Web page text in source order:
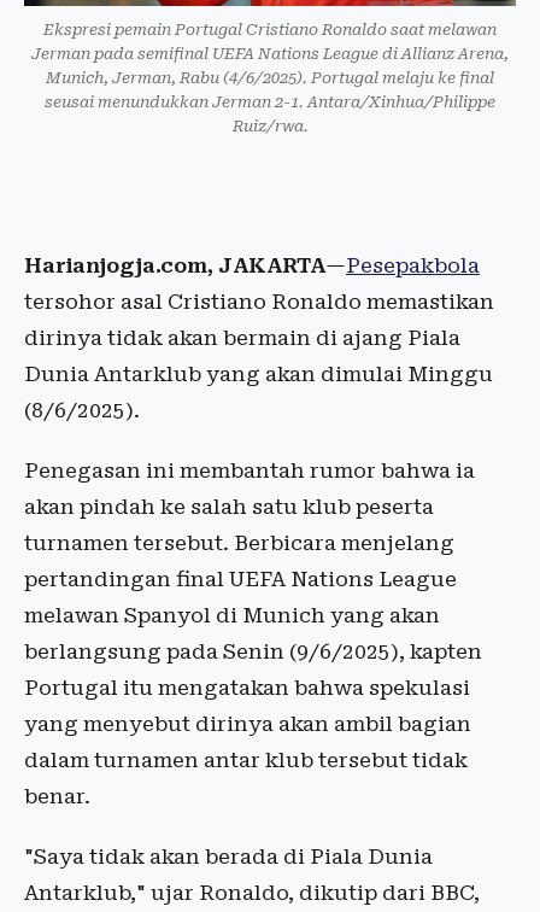
Ekspresi pemain Portugal Cristiano Ronaldo saat melawan
Jerman pada semifinal UEFA Nations League di Allianz Arena,
Munich, Jerman, Rabu (4/6/2025). Portugal melaju ke final
seusai menundukkan Jerman 2-1. Antara/Xinhua/Philippe
Ruiz/rwa.
Harianjogja.com, JAKARTA—Pesepakbola
tersohor asal Cristiano Ronaldo memastikan
dirinya tidak akan bermain di ajang Piala
Dunia Antarklub yang akan dimulai Minggu
(8/6/2025).
Penegasan ini membantah rumor bahwa ia
akan pindah ke salah satu klub peserta
turnamen tersebut. Berbicara menjelang
pertandingan final UEFA Nations League
melawan Spanyol di Munich yang akan
berlangsung pada Senin (9/6/2025), kapten
Portugal itu mengatakan bahwa spekulasi
yang menyebut dirinya akan ambil bagian
dalam turnamen antar klub tersebut tidak
benar.
"Saya tidak akan berada di Piala Dunia
Antarklub," ujar Ronaldo, dikutip dari BBC,